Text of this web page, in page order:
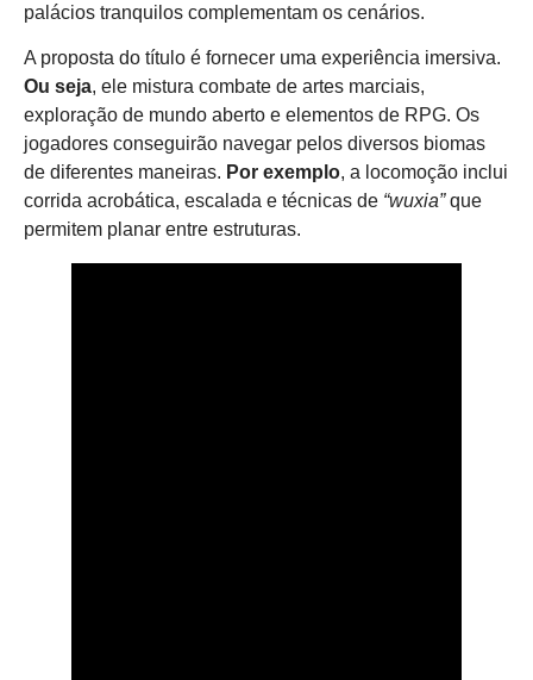
palácios tranquilos complementam os cenários.
A proposta do título é fornecer uma experiência imersiva.
Ou seja, ele mistura combate de artes marciais,
exploração de mundo aberto e elementos de RPG. Os
jogadores conseguirão navegar pelos diversos biomas
de diferentes maneiras. Por exemplo, a locomoção inclui
corrida acrobática, escalada e técnicas de “wuxia”que
permitem planar entre estruturas.